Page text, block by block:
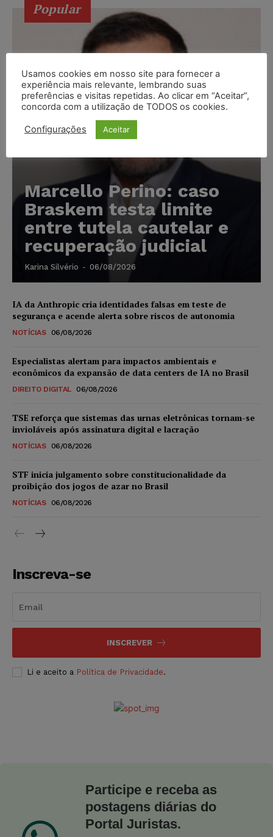
Popular
Marcello Perino: caso
Braskem testa limite
entre tutela cautelar e
recuperação judicial
Karina Silvério - 06/08/2026
IA da Anthropic cria identidades falsas em teste de
segurança e acende alerta sobre riscos de autonomia
NOTÍCIAS 06/08/2026
Especialistas alertam para impactos ambientais e
econômicos da expansão de data centers de IA no Brasil
DIREITO DIGITAL 06/08/2026
TSE reforça que sistemas das urnas eletrônicas tornam-se
invioláveis após assinatura digital e lacração
NOTÍCIAS 06/08/2026
STF inicia julgamento sobre constitucionalidade da
proibição dos jogos de azar no Brasil
NOTÍCIAS 06/08/2026
Inscreva-se
INSCREVER
Li e aceito a Política de Privacidade.
Participe e receba as
postagens diárias do
Portal Juristas.
Usamos cookies em nosso site para fornecer a
experiência mais relevante, lembrando suas
preferências e visitas repetidas. Ao clicar em “Aceitar”,
concorda com a utilização de TODOS os cookies.
Configurações Aceitar